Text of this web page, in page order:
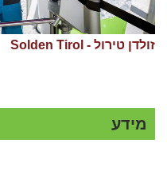
זולדן טירול - Solden Tirol
מידע